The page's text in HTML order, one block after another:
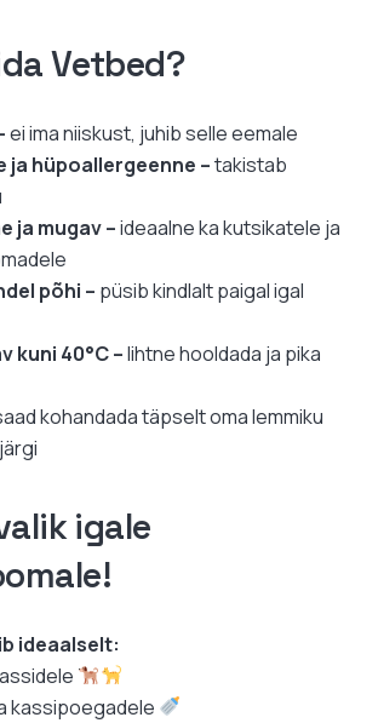
Vetbed?
ei ima niiskust, juhib selle eemale
ja hüpoallergeenne –takistab
ja mugav –ideaalne ka kutsikatele ja
põhi – püsib kindlalt paigal igal
kuni 40°C –lihtne hooldada ja pika
kohandada täpselt oma lemmiku
igale
ideaalselt:
kassipoegadele